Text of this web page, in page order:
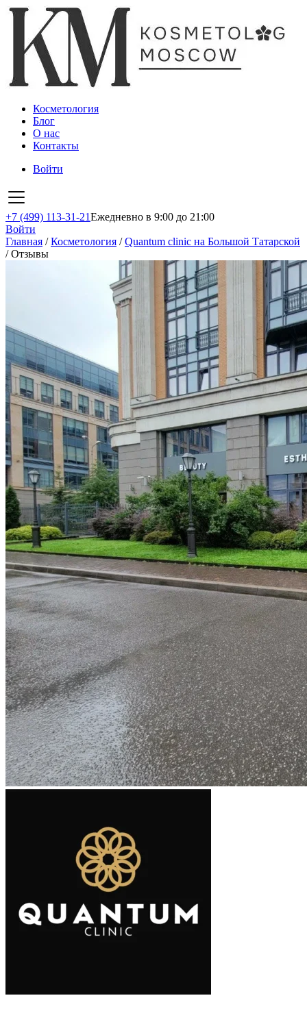
Косметология
Блог
О нас
Контакты
Войти
+7 (499) 113-31-21Ежедневно в 9:00 до 21:00
Войти
Главная /Косметология /Quantum clinic на Большой Татарской
/Отзывы